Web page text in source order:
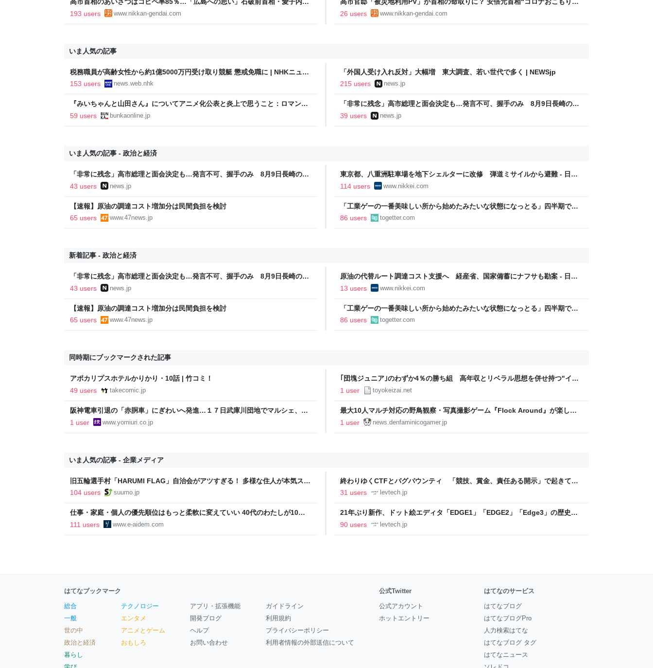
王とは絶望的格差｜日刊ゲンダイDIGITAL
193 users www.nikkan-gendai.com
画”の二の舞を自民党が危惧｜日刊ゲンダイDIGITAL
26 users www.nikkan-gendai.com
いま人気の記事
税務職員が高齢女性から約1億5000万円受け取り競艇 懲戒免職に | NHKニュー
ス
153 users news.web.nhk
「外国人受け入れ反対」大幅増 東大調査、若い世代で多く | NEWSjp
215 users
news.jp
『みいちゃんと山田さん』についてアニメ化公表と炎上で思うこと：ロマン優
光連載404
59 users bunkaonline.jp
「非常に残念」高市総理と面会決定も…発言不可、握手のみ 8月9日長崎の被
爆体験者「何のために」 | NEWSjp
39 users news.jp
いま人気の記事 - 政治と経済
「非常に残念」高市総理と面会決定も…発言不可、握手のみ 8月9日長崎の被
爆体験者「何のために」 | NEWSjp
43 users news.jp
東京都、八重洲駐車場を地下シェルターに改修 弾道ミサイルから避難 - 日本
経済新聞
114 users www.nikkei.com
【速報】原油の調達コスト増加分は民間負担を検討
65 users
www.47news.jp
「工業ゲーの一番美味しい所から始めたみたいな状態になっとる」四半期で赤
字見込みも出ていた日鉄、買収したUSスチールに設備投資したら、なんか純利
益が2900億になった
86 users togetter.com
新着記事 - 政治と経済
「非常に残念」高市総理と面会決定も…発言不可、握手のみ 8月9日長崎の被
爆体験者「何のために」 | NEWSjp
43 users news.jp
原油の代替ルート調達コスト支援へ 経産省、国家備蓄にナフサも勘案 - 日本
経済新聞
13 users www.nikkei.com
【速報】原油の調達コスト増加分は民間負担を検討
65 users
www.47news.jp
「工業ゲーの一番美味しい所から始めたみたいな状態になっとる」四半期で赤
字見込みも出ていた日鉄、買収したUSスチールに設備投資したら、なんか純利
86 users togetter.com
同時期にブックマークされた記事
アポカリプスホテルかりかり・10話 | 竹コミ！
49 users
takecomic.jp
｢団塊ジュニア｣のわずか4％の勝ち組 高年収とリベラル思想を併せ持つ"イマ
ドキこだわり中年"の実態
1 user toyokeizai.net
阪神電車引退の「赤胴車」にぎわいへ発進…１７日武庫川団地でマルシェ、沿
線活性化へと譲渡され
1 user www.yomiuri.co.jp
最大10人マルチ対応の野鳥観察・写真撮影ゲーム『Flock Around』が楽しそ
う。発売4日で「圧倒的に好評」を得る好調スタート。友達と一緒に自然保護区
1 user news.denfaminicogamer.jp
いま人気の記事 - 企業メディア
旧五輪選手村「HARUMI FLAG」自治会がアツすぎる！ 多様な住人が本気スキ
ルで挑む、盆踊り2万人集客や交通改善など“街の価値向上”戦略 東京・中央
104 users suumo.jp
終わりゆくCTFとバグバウンティ 「競技、賞金、責任ある開示」で起きてい
ること【フォーカス】 - レバテックLAB
31 users levtech.jp
仕事・家庭・個人の優先順位はもっと柔軟に変えていい 40代のわたしが10年
後の自分に伝えたいこと - りっすん by イーアイデム
111 users www.e-aidem.com
21年ぶり新作、ドット絵エディタ「EDGE1」「EDGE2」「Edge3」の歴史に
ついて作者に聞く【フォーカス】 - レバテックLAB
90 users levtech.jp
はてなブックマーク
総合
一般
世の中
政治と経済
暮らし
テクノロジー
エンタメ
アニメとゲーム
おもしろ
アプリ・拡張機能
開発ブログ
ヘルプ
お問い合わせ
ガイドライン
利用規約
プライバシーポリシー
利用者情報の外部送信について
公式Twitter
公式アカウント
ホットエントリー
はてなのサービス
はてなブログ
はてなブログPro
人力検索はてな
はてなブログ タグ
はてなニュース